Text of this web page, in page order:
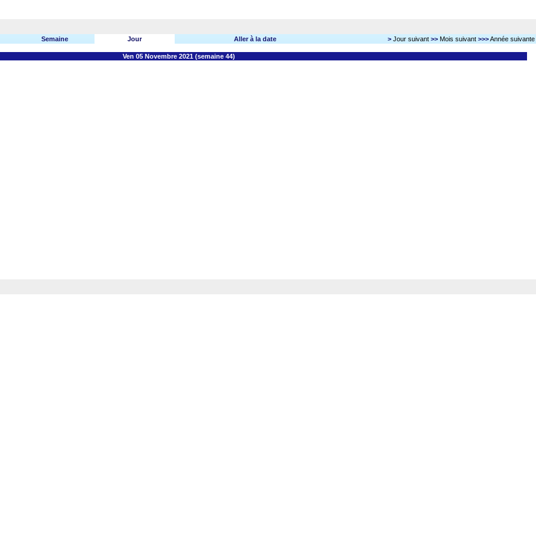
Semaine Jour Aller à la date > Jour suivant >> Mois suivant >>>Année suivante
Ven 05 Novembre 2021 (semaine 44)